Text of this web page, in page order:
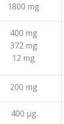
1800 mg
400 mg
372 mg
12 mg
200 mg
400 µg